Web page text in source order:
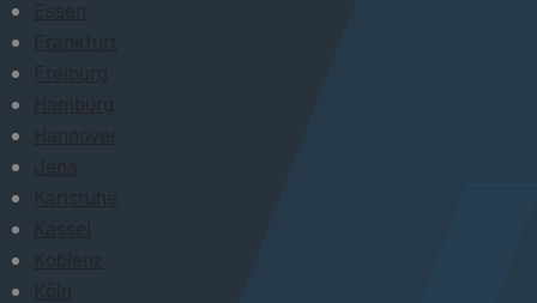
Essen
Frankfurt
Freiburg
Hamburg
Hannover
Jena
Karlsruhe
Kassel
Koblenz
Köln